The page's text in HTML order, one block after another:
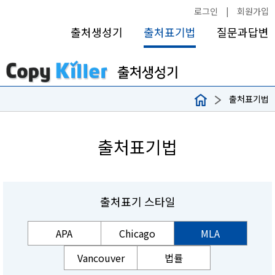
로그인 | 회원가입
출처생성기 출처표기법 질문과답변
출처표기법
출처표기법
출처표기 스타일
APA Chicago
MLA
Vancouver
법률